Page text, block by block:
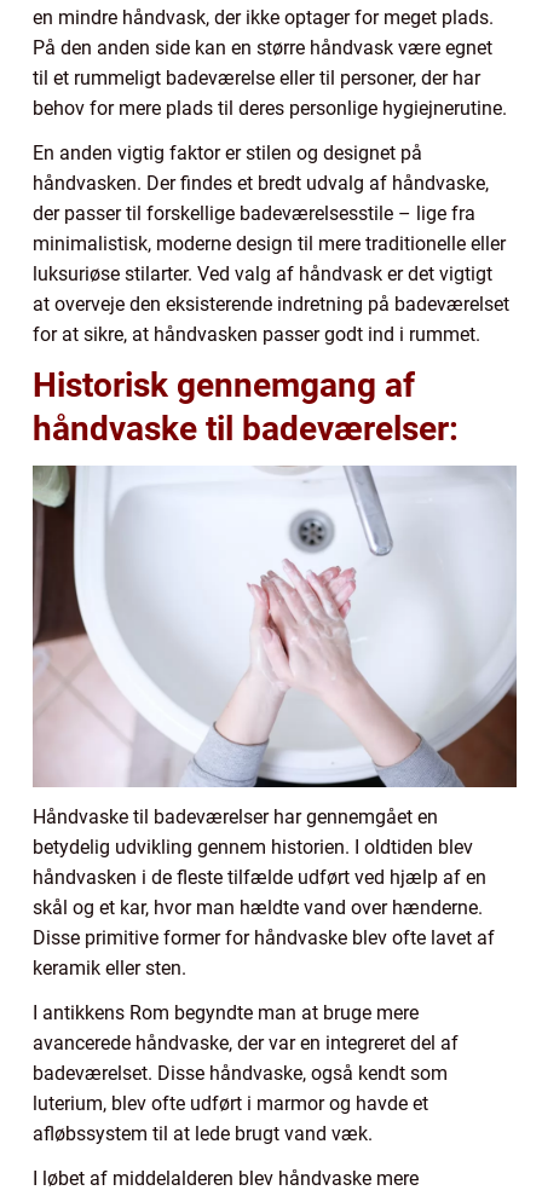
en mindre håndvask, der ikke optager for meget plads.
På den anden side kan en større håndvask være egnet
til et rummeligt badeværelse eller til personer, der har
behov for mere plads til deres personlige hygiejnerutine.
En anden vigtig faktor er stilen og designet på
håndvasken. Der findes et bredt udvalg af håndvaske,
der passer til forskellige badeværelsesstile – lige fra
minimalistisk, moderne design til mere traditionelle eller
luksuriøse stilarter. Ved valg af håndvask er det vigtigt
at overveje den eksisterende indretning på badeværelset
for at sikre, at håndvasken passer godt ind i rummet.
Historisk gennemgang af
håndvaske til badeværelser:
Håndvaske til badeværelser har gennemgået en
betydelig udvikling gennem historien. I oldtiden blev
håndvasken i de fleste tilfælde udført ved hjælp af en
skål og et kar, hvor man hældte vand over hænderne.
Disse primitive former for håndvaske blev ofte lavet af
keramik eller sten.
I antikkens Rom begyndte man at bruge mere
avancerede håndvaske, der var en integreret del af
badeværelset. Disse håndvaske, også kendt som
luterium, blev ofte udført i marmor og havde et
afløbssystem til at lede brugt vand væk.
I løbet af middelalderen blev håndvaske mere